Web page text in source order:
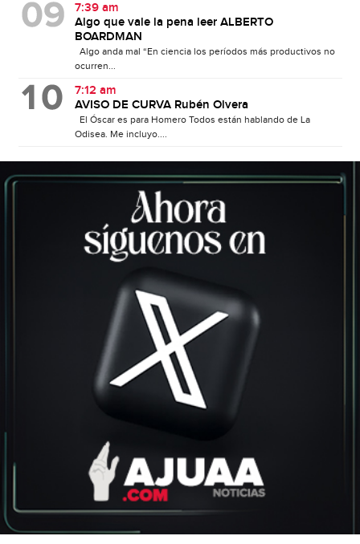
7:39 am
Algo que vale la pena leer ALBERTO
BOARDMAN
Algo anda mal “En ciencia los períodos más productivos no
ocurren...
7:12 am
AVISO DE CURVA Rubén Olvera
El Óscar es para Homero Todos están hablando de La
Odisea. Me incluyo....